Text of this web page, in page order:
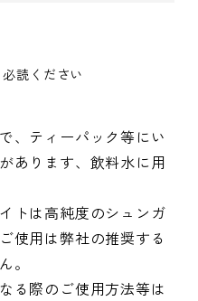
必読ください
、ティーパック等にい
あります、飲料水に用
トは高純度のシュンガ
使用は弊社の推奨する
。
る際のご使用方法等は